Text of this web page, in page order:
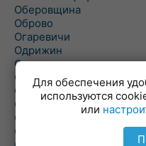
Оберовщина
Оброво
Огаревичи
Одрижин
Оздамичи
Озяты
Олтуш
Ольманы
Ольпень
Ольшаны
Для обеспечения
используются
или